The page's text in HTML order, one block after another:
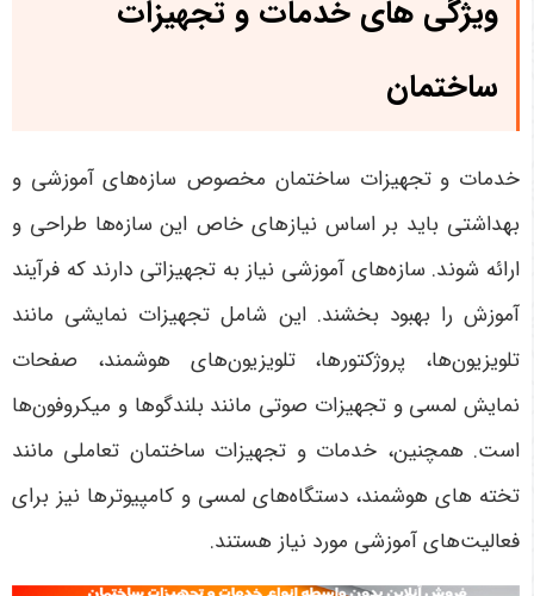
ویژگی های خدمات و تجهیزات
ساختمان
خدمات و تجهیزات ساختمان مخصوص سازه‌های آموزشی و
بهداشتی باید بر اساس نیازهای خاص این سازه‌ها طراحی و
ارائه شوند. سازه‌های آموزشی نیاز به تجهیزاتی دارند که فرآیند
آموزش را بهبود بخشند. این شامل تجهیزات نمایشی مانند
تلویزیون‌ها، پروژکتورها، تلویزیون‌های هوشمند، صفحات
نمایش لمسی و تجهیزات صوتی مانند بلندگوها و میکروفون‌ها
است. همچنین، خدمات و تجهیزات ساختمان تعاملی مانند
تخته های هوشمند، دستگاه‌های لمسی و کامپیوترها نیز برای
فعالیت‌های آموزشی مورد نیاز هستند.